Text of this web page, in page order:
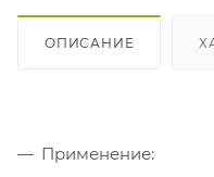
ОПИСАНИЕ
Применение: